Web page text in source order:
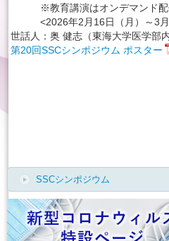
会員専用
事務手続き（入退会・変更）
リンク
※教育講演はオンデマンド
<2026年2月16日（月）～3
世話人：奥 健志（東海大学医学部
第20回SSCシンポジウム ポスター
SSCシンポジウム